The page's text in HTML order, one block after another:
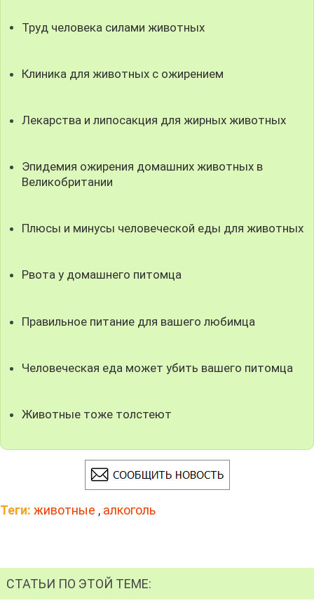
Труд человека силами животных
Клиника для животных с ожирением
Лекарства и липосакция для жирных животных
Эпидемия ожирения домашних животных в
Великобритании
Плюсы и минусы человеческой еды для животных
Рвота у домашнего питомца
Правильное питание для вашего любимца
Человеческая еда может убить вашего питомца
Животные тоже толстеют
Теги: животные , алкоголь
СТАТЬИ ПО ЭТОЙ ТЕМЕ: